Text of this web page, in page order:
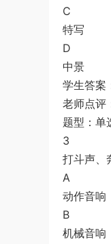
C
特写
D
中景
学生答案
老师点评
题型：单
3
打斗声、
A
动作音响
B
机械音响